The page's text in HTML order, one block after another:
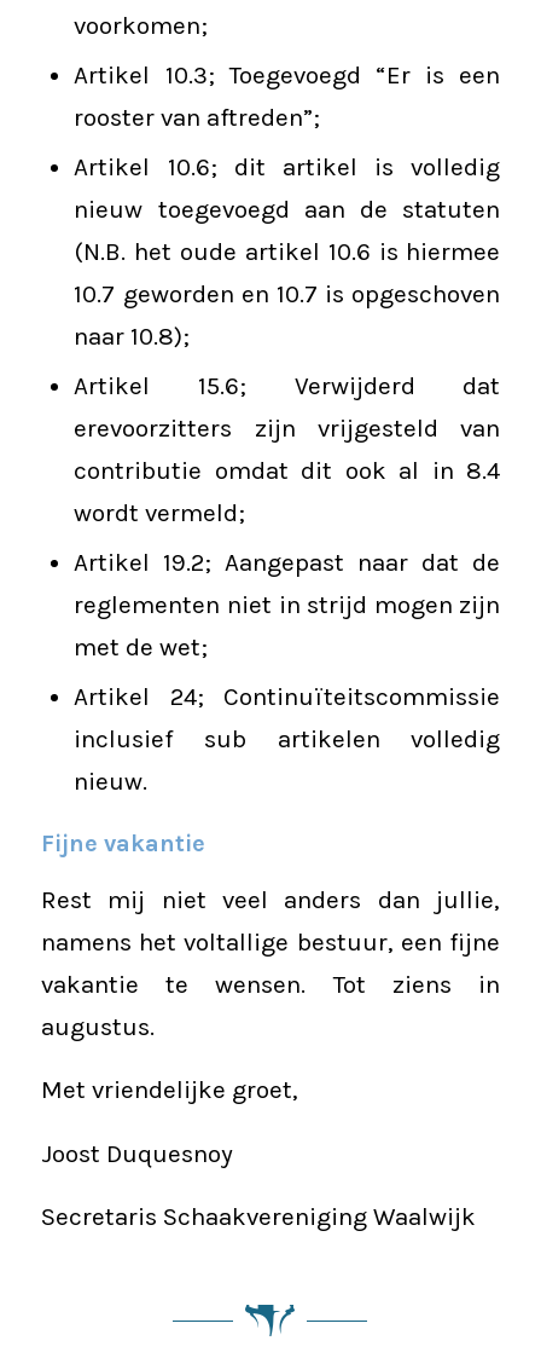
voorkomen;
Artikel 10.3; Toegevoegd “Er is een
rooster van aftreden”;
Artikel 10.6; dit artikel is volledig
nieuw toegevoegd aan de statuten
(N.B. het oude artikel 10.6 is hiermee
10.7 geworden en 10.7 is opgeschoven
naar 10.8);
Artikel 15.6; Verwijderd dat
erevoorzitters zijn vrijgesteld van
contributie omdat dit ook al in 8.4
wordt vermeld;
Artikel 19.2; Aangepast naar dat de
reglementen niet in strijd mogen zijn
met de wet;
Artikel 24; Continuïteitscommissie
inclusief sub artikelen volledig
nieuw.
Fijne vakantie
Rest mij niet veel anders dan jullie,
namens het voltallige bestuur, een fijne
vakantie te wensen. Tot ziens in
augustus.
Met vriendelijke groet,
Joost Duquesnoy
Secretaris Schaakvereniging Waalwijk